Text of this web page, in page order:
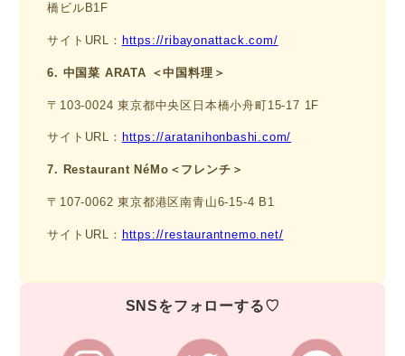
橋ビルB1F
サイトURL： https://ribayonattack.com/
6. 中国菜 ARATA ＜中国料理＞
〒103-0024 東京都中央区日本橋小舟町15-17 1F
サイトURL： https://aratanihonbashi.com/
7. Restaurant NéMo＜フレンチ＞
〒107-0062 東京都港区南青山6-15-4 B1
サイトURL： https://restaurantnemo.net/
SNSをフォローする♡